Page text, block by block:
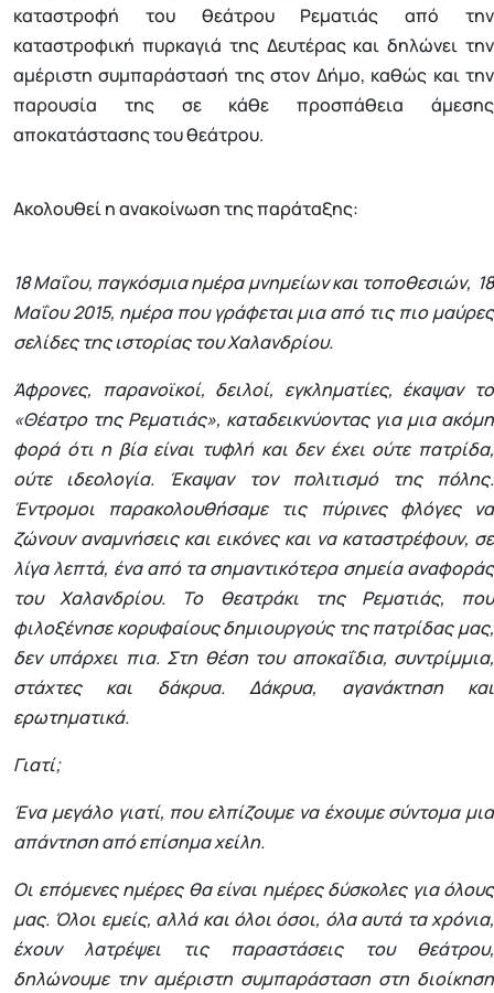
καταστροφή του θεάτρου Ρεματιάς από την
καταστροφική πυρκαγιά της Δευτέρας και δηλώνει την
αμέριστη συμπαράστασή της στον Δήμο, καθώς και την
παρουσία της σε κάθε προσπάθεια άμεσης
αποκατάστασης του θεάτρου.
Ακολουθεί η ανακοίνωση της παράταξης:
18 Μαΐου, παγκόσμια ημέρα μνημείων και τοποθεσιών, 18
Μαΐου 2015, ημέρα που γράφεται μια από τις πιο μαύρες
σελίδες της ιστορίας του Χαλανδρίου.
Άφρονες, παρανοϊκοί, δειλοί, εγκληματίες, έκαψαν το
«Θέατρο της Ρεματιάς», καταδεικνύοντας για μια ακόμη
φορά ότι η βία είναι τυφλή και δεν έχει ούτε πατρίδα,
ούτε ιδεολογία. Έκαψαν τον πολιτισμό της πόλης.
Έντρομοι παρακολουθήσαμε τις πύρινες φλόγες να
ζώνουν αναμνήσεις και εικόνες και να καταστρέφουν, σε
λίγα λεπτά, ένα από τα σημαντικότερα σημεία αναφοράς
του Χαλανδρίου. Το θεατράκι της Ρεματιάς, που
φιλοξένησε κορυφαίους δημιουργούς της πατρίδας μας,
δεν υπάρχει πια. Στη θέση του αποκαΐδια, συντρίμμια,
στάχτες και δάκρυα. Δάκρυα, αγανάκτηση και
ερωτηματικά.
Γιατί;
Ένα μεγάλο γιατί, που ελπίζουμε να έχουμε σύντομα μια
απάντηση από επίσημα χείλη.
Οι επόμενες ημέρες θα είναι ημέρες δύσκολες για όλους
μας. Όλοι εμείς, αλλά και όλοι όσοι, όλα αυτά τα χρόνια,
έχουν λατρέψει τις παραστάσεις του θεάτρου,
δηλώνουμε την αμέριστη συμπαράσταση στη διοίκηση